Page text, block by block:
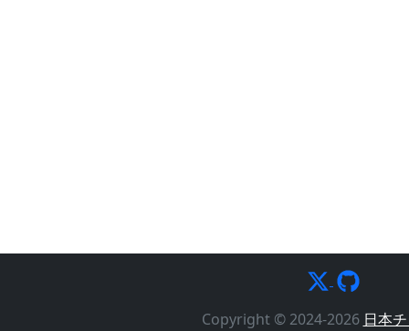
Copyright © 2024-2026 日本